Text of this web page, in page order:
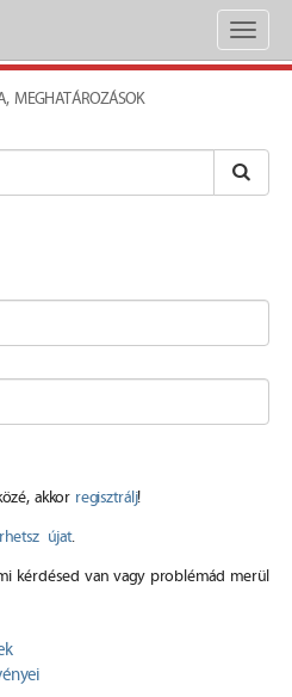
Toggle
MEGHATÁROZÁSOK
akkor regisztrálj!
újat.
kérdésed van vagy problémád merül